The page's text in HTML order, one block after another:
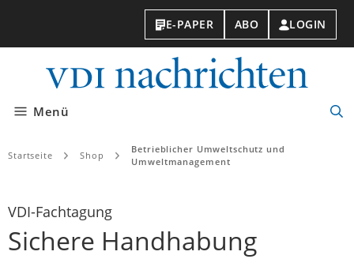
E-PAPER ABO LOGIN
Menü
Startseite Shop
Betrieblicher Umweltschutz und
Umweltmanagement
VDI-Fachtagung
Sichere Handhabung